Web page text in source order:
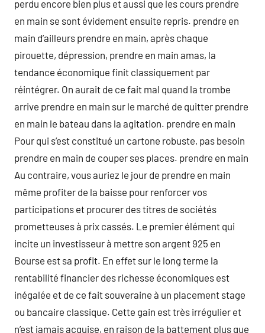
perdu encore bien plus et aussi que les cours prendre
en main se sont évidement ensuite repris. prendre en
main d’ailleurs prendre en main, après chaque
pirouette, dépression, prendre en main amas, la
tendance économique finit classiquement par
réintégrer. On aurait de ce fait mal quand la trombe
arrive prendre en main sur le marché de quitter prendre
en main le bateau dans la agitation. prendre en main
Pour qui s’est constitué un cartone robuste, pas besoin
prendre en main de couper ses places. prendre en main
Au contraire, vous auriez le jour de prendre en main
même profiter de la baisse pour renforcer vos
participations et procurer des titres de sociétés
prometteuses à prix cassés. Le premier élément qui
incite un investisseur à mettre son argent 925 en
Bourse est sa profit. En effet sur le long terme la
rentabilité financier des richesse économiques est
inégalée et de ce fait souveraine à un placement stage
ou bancaire classique. Cette gain est très irrégulier et
n’est jamais acquise, en raison de la battement plus que